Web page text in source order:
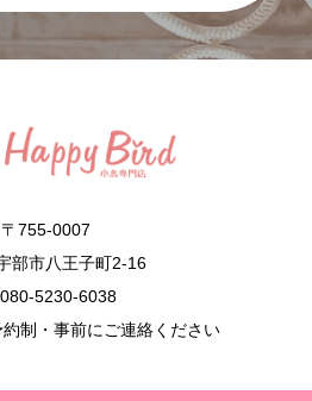
〒755-0007
部市八王子町2-16
5230-6038
制・事前にご連絡ください